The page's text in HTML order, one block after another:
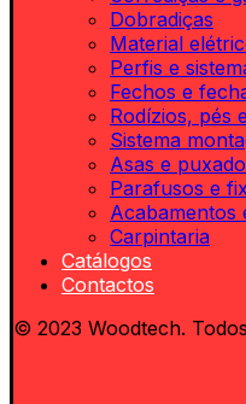
Dobradiças
Material
Perfis e
Fechos e
Rodízios, pés
Sistema
Asas e
Parafusos e
Acabamentos
Carpintaria
Catálogos
Contactos
© 2023 Woodtech.